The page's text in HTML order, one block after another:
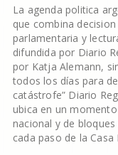
La agenda politica
que combina
parlamentaria y
difundida por Diario
por Katja Alemann,
todos los días para
catástrofe” Diario
ubica en un
nacional y de
cada paso de la Casa